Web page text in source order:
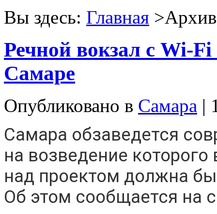
Вы здесь: Главная >Архив
Речной вокзал с Wi-
Самаре
Опубликовано в Самара |
Самара обзаведется
на возведение
над проектом должна
Об этом сообщается на